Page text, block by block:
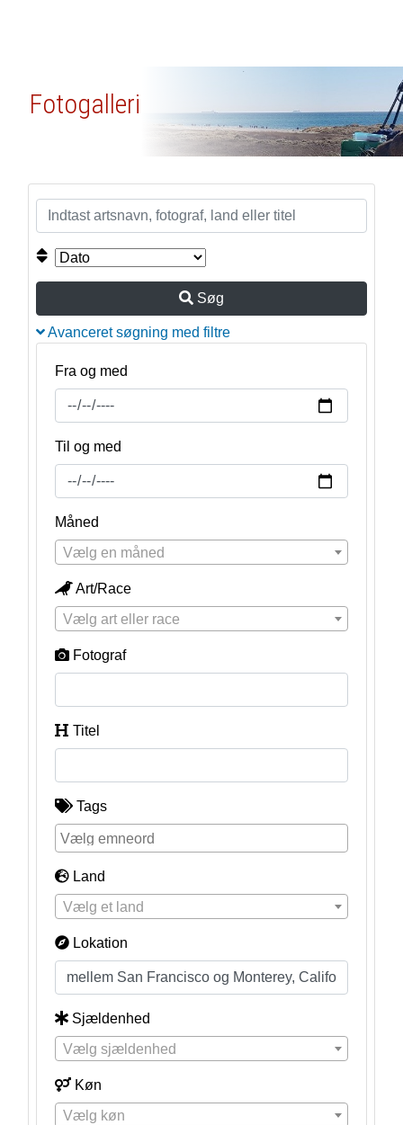
Fotogalleri
Søg
Avanceret søgning med filtre
Fra og med
Til og med
Måned
Vælg en måned
Art/Race
Vælg art eller race
Fotograf
Titel
Tags
Land
Vælg et land
Lokation
Sjældenhed
Vælg sjældenhed
Køn
Vælg køn